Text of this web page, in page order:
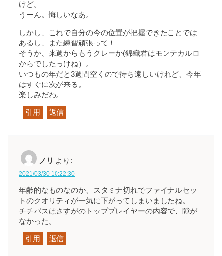
けど。
うーん。悔しいなあ。
しかし、これで自分の今の位置が把握できたことでは
あるし、また練習頑張って！
そうか、来週からもうクレーか(錦織君はモンテカルロ
からでしたっけね）。
いつもの年だと3週間空くので待ち遠しいけれど、今年
はすぐに次が来る。
楽しみだわ。
引用 返信
ノリ より:
2021/03/30 10:22:30
年齢的なものなのか、スタミナ切れでファイナルセッ
トのクオリティが一気に下がってしまいましたね。
チチパスはさすがのトッププレイヤーの内容で、隙が
なかった。
引用 返信